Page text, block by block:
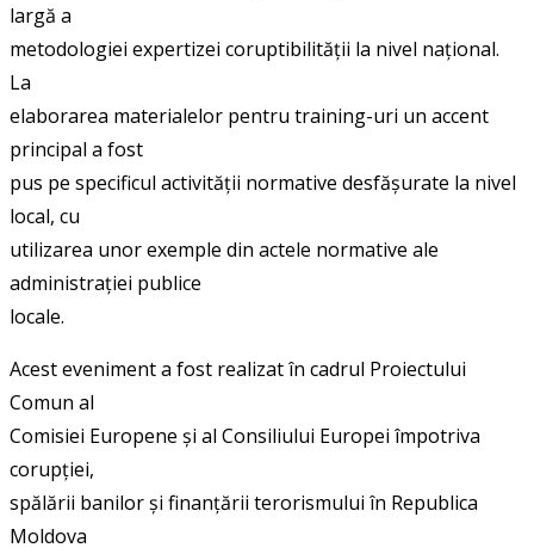
largă a
metodologiei expertizei coruptibilității la nivel național.
La
elaborarea materialelor pentru training-uri un accent
principal a fost
pus pe specificul activității normative desfășurate la nivel
local, cu
utilizarea unor exemple din actele normative ale
administrației publice
locale.
Acest eveniment a fost realizat în cadrul Proiectului
Comun al
Comisiei Europene și al Consiliului Europei împotriva
corupției,
spălării banilor și finanțării terorismului în Republica
Moldova